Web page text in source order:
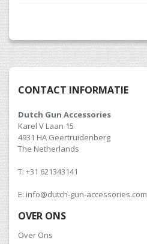
CONTACT INFORMATIE
Dutch Gun Accessories
Karel V Laan 15
4931 HA Geertruidenberg
The Netherlands
T: +31 621343141
E: info@dutch-gun-accessories.com
OVER ONS
Over Ons